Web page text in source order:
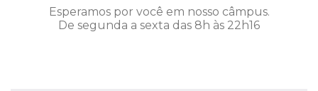
Esperamos por você em nosso câmpus.
De segunda a sexta das 8h às 22h16